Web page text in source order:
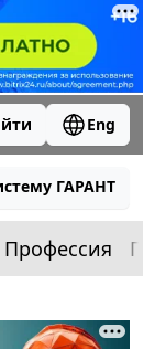
Eng
ГАРАНТ
Профессия